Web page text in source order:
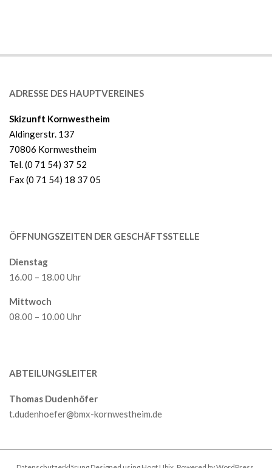
ADRESSE DES HAUPTVEREINES
Skizunft Kornwestheim
Aldingerstr. 137
70806 Kornwestheim
Tel. (0 71 54) 37 52
Fax (0 71 54) 18 37 05
ÖFFNUNGSZEITEN DER GESCHÄFTSSTELLE
Dienstag
16.00 – 18.00 Uhr
Mittwoch
08.00 – 10.00 Uhr
ABTEILUNGSLEITER
Thomas Dudenhöfer
t.dudenhoefer@bmx-kornwestheim.de